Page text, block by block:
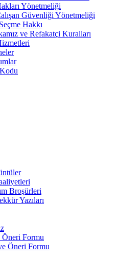
Yönetmeliği
Güvenliği Yönetmeliği
Hakkı
ve Refakatçi Kuralları
Broşürleri
Yazıları
Öneri Formu
Öneri Formu